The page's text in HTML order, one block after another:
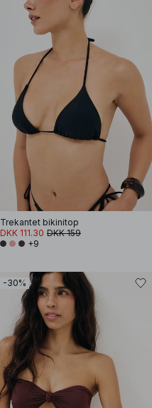
Trekantet bikinitop
DKK 111.30 DKK 159
+9
-30%